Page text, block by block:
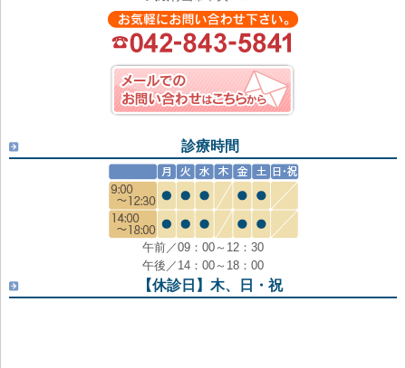
診療時間
午前／09：00～12：30
午後／14：00～18：00
【休診日】木、日・祝